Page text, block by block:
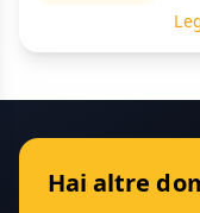
Hai altre